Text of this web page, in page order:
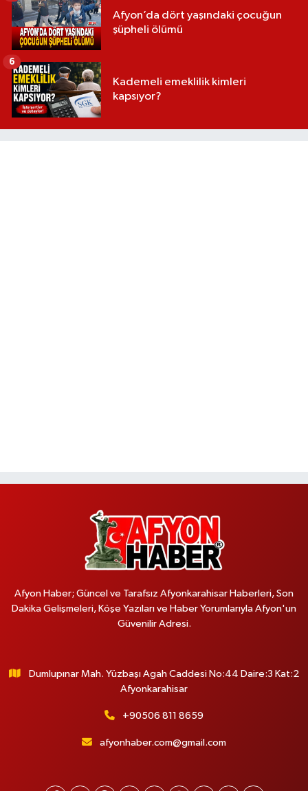
Afyon’da dört yaşındaki çocuğun
şüpheli ölümü
Kademeli emeklilik kimleri
kapsıyor?
6
Afyon Haber; Güncel ve Tarafsız Afyonkarahisar Haberleri, Son
Dakika Gelişmeleri, Köşe Yazıları ve Haber Yorumlarıyla Afyon'un
Güvenilir Adresi.
Dumlupınar Mah. Yüzbaşı Agah Caddesi No:44 Daire:3 Kat:2
Afyonkarahisar
+90506 811 8659
afyonhaber.com@gmail.com